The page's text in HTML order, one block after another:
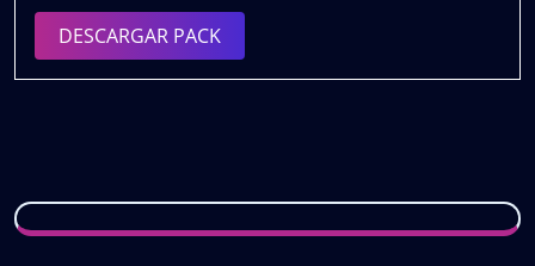
|
𝐕𝐚𝐫𝐢𝐨𝐬
DESCARGAR PACKDESCARGAR
PACK